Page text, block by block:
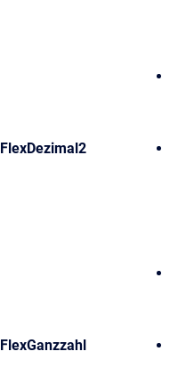
FlexDezimal2
FlexGanzzahl